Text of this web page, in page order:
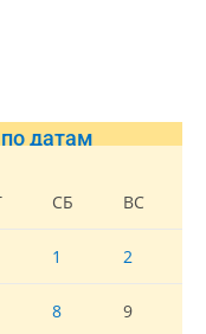
датам
СБ ВС
1 2
8 9